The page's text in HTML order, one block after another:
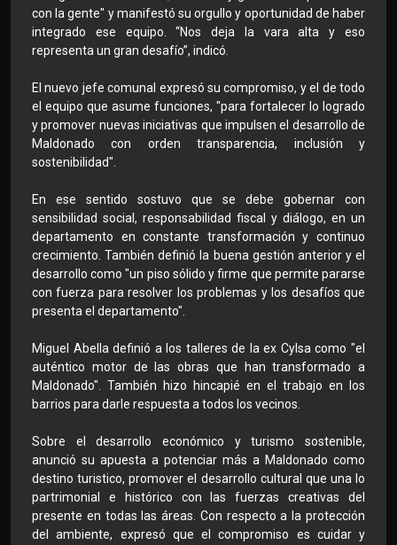
con la gente" y manifestó su orgullo y oportunidad de haber
integrado ese equipo. “Nos deja la vara alta y eso
representa un gran desafío”, indicó.
El nuevo jefe comunal expresó su compromiso, y el de todo
el equipo que asume funciones, "para fortalecer lo logrado
y promover nuevas iniciativas que impulsen el desarrollo de
Maldonado con orden transparencia, inclusión y
sostenibilidad".
En ese sentido sostuvo que se debe gobernar con
sensibilidad social, responsabilidad fiscal y diálogo, en un
departamento en constante transformación y continuo
crecimiento. También definió la buena gestión anterior y el
desarrollo como "un piso sólido y firme que permite pararse
con fuerza para resolver los problemas y los desafíos que
presenta el departamento".
Miguel Abella definió a los talleres de la ex Cylsa como "el
auténtico motor de las obras que han transformado a
Maldonado". También hizo hincapié en el trabajo en los
barrios para darle respuesta a todos los vecinos.
Sobre el desarrollo económico y turismo sostenible,
anunció su apuesta a potenciar más a Maldonado como
destino turistico, promover el desarrollo cultural que una lo
partrimonial e histórico con las fuerzas creativas del
presente en todas las áreas. Con respecto a la protección
del ambiente, expresó que el compromiso es cuidar y